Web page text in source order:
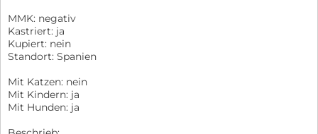
MMK: negativ
Kastriert: ja
Kupiert: nein
Standort: Spanien
Mit Katzen: nein
Mit Kindern: ja
Mit Hunden: ja